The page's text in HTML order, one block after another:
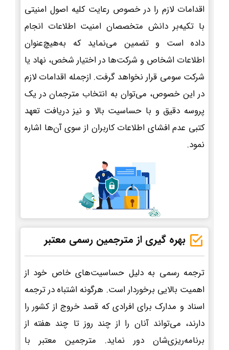
اقدامات لازم را در خصوص رعایت کلیه اصول امنیتی
با تکیه‌بر دانش متخصصان امنیت اطلاعات انجام
داده است و تضمین می‌نماید که به‌هیچ‌عنوان
اطلاعات اشخاص و شرکت‌ها در اختیار شخص، نهاد یا
شرکت سومی قرار نخواهد گرفت. ازجمله اقدامات لازم
در این خصوص، می‌توان به انتخاب مترجمان در یک
پروسه دقیق و با حساسیت بالا و نیز دریافت تعهد
کتبی عدم افشای اطلاعات کاربران از سوی آن‌ها اشاره
نمود.
بهره گیری از مترجمین رسمی معتبر
ترجمه رسمی به دلیل حساسیت‌های خاص خود از
اهمیت بالایی برخوردار است. هرگونه اشتباه در ترجمه
اسناد و مدارک برای افرادی که قصد خروج از کشور را
دارند، می‌تواند آنان را از چند روز تا چند هفته از
برنامه‌ریزی‌شان دور نماید. مترجمین معتبر با